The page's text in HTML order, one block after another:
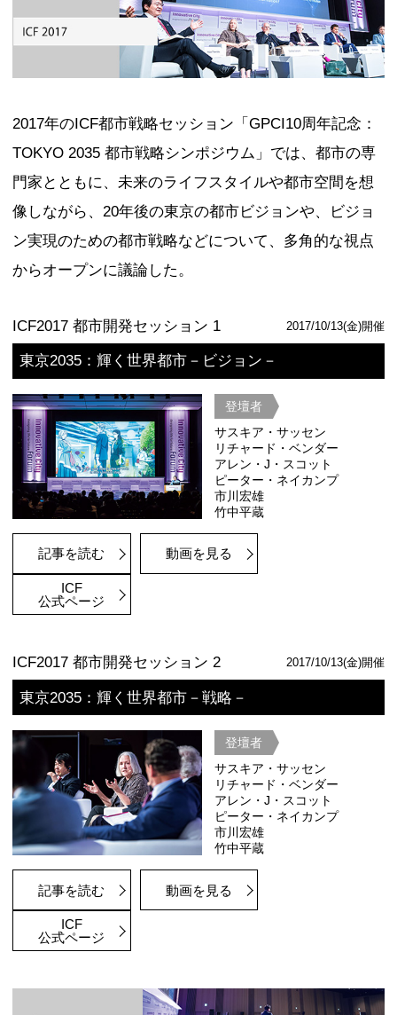
尾原和啓
髙橋正巳
記事を読む 動画を見る
ICF
公式ページ
2018年のICF都市戦略セッション「東
ティ：時間の連続性と創造力がもたら
しさ」では、今後ますますグローバル
中、東京が歴史的なコンテクストを活
としての独自のアイデンティティを創
ていくにはどうすればよいのか、都市
開発、素材とデザイン、都市観光など
から議論した。
プレセミナー第1回
「建築と都市史」から考える東京の
ィ
登壇者